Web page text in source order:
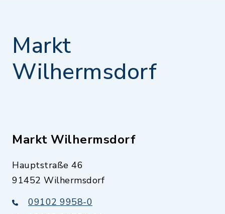
Markt
Wilhermsdorf
Markt Wilhermsdorf
Hauptstraße 46
91452 Wilhermsdorf
09102 9958-0